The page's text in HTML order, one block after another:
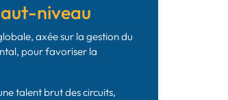
niveau
axée sur la gestion du
pour favoriser la
talent brut des circuits,